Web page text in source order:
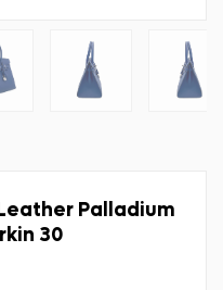
Palladium
30